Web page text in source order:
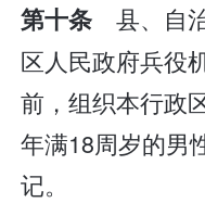
第十条县、自
区人民政府兵役
前，组织本行政
年满18周岁的男
记。